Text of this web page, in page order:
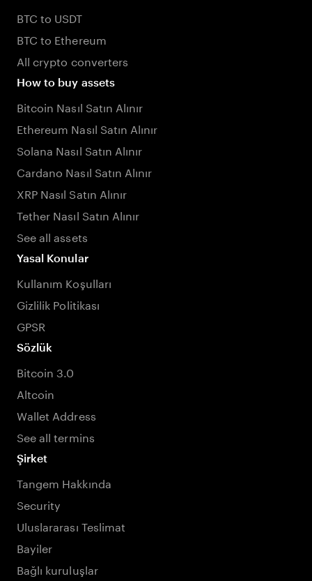
BTC to USDT
BTC to Ethereum
All crypto converters
How to buy assets
Bitcoin Nasıl Satın Alınır
Ethereum Nasıl Satın Alınır
Solana Nasıl Satın Alınır
Cardano Nasıl Satın Alınır
XRP Nasıl Satın Alınır
Tether Nasıl Satın Alınır
See all assets
Yasal Konular
Kullanım Koşulları
Gizlilik Politikası
GPSR
Sözlük
Bitcoin 3.0
Altcoin
Wallet Address
See all termins
Şirket
Tangem Hakkında
Security
Uluslararası Teslimat
Bayiler
Bağlı kuruluşlar